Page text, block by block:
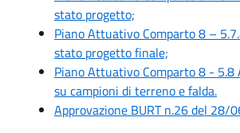
stato progetto;
Piano Attuativo Comparto 8 –
stato progetto finale;
Piano Attuativo Comparto 8 - 5.8
su campioni di terreno e falda.
Approvazione BURT n.26 del 28/